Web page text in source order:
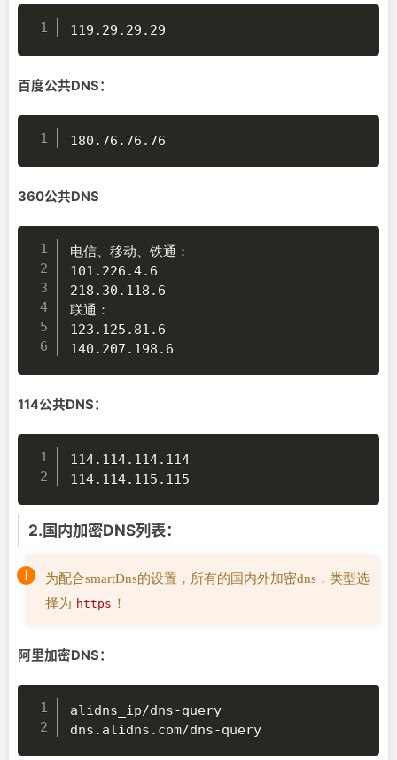
119.29.29.29
百度公共DNS：
180.76.76.76
360公共DNS
电信、移动、铁通：
101.226.4.6
218.30.118.6
联通：
123.125.81.6
140.207.198.6
114公共DNS：
114.114.114.114
114.114.115.115
2.国内加密DNS列表：
为配合smartDns的设置，所有的国内外加密dns，类型选
择为 https ！
阿里加密DNS：
alidns_ip/dns-query
dns.alidns.com/dns-query